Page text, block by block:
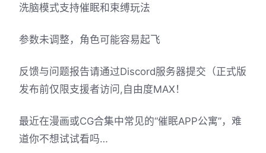
洗脑模式支持催眠和束缚玩法
参数未调整，角色可能容易起飞
反馈与问题报告请通过Discord服务器提交（正式版
发布前仅限支援者访问,自由度MAX！
最近在漫画或CG合集中常见的“催眠APP公寓”，难
道你不想试试看吗…